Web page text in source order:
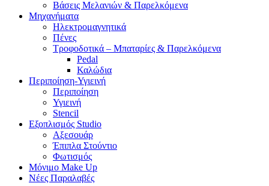
Βάσεις Μελανιών & Παρελκόμενα
Μηχανήματα
Ηλεκτρομαγνητικά
Πένες
Τροφοδοτικά – Μπαταρίες & Παρελκόμενα
Pedal
Καλώδια
Περιποίηση-Υγιεινή
Περιποίηση
Υγιεινή
Stencil
Εξοπλισμός Studio
Αξεσουάρ
Έπιπλα Στούντιο
Φωτισμός
Μόνιμο Make Up
Νέες Παραλαβές